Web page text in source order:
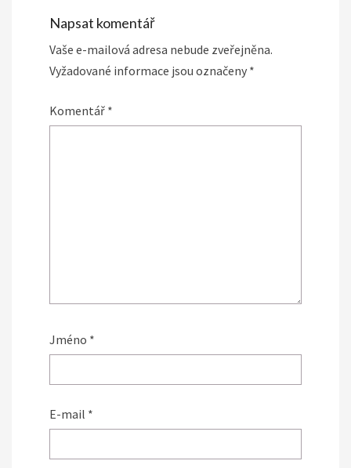
Napsat komentář
Vaše e-mailová adresa nebude zveřejněna.
Vyžadované informace jsou označeny *
Komentář *
Jméno *
E-mail *